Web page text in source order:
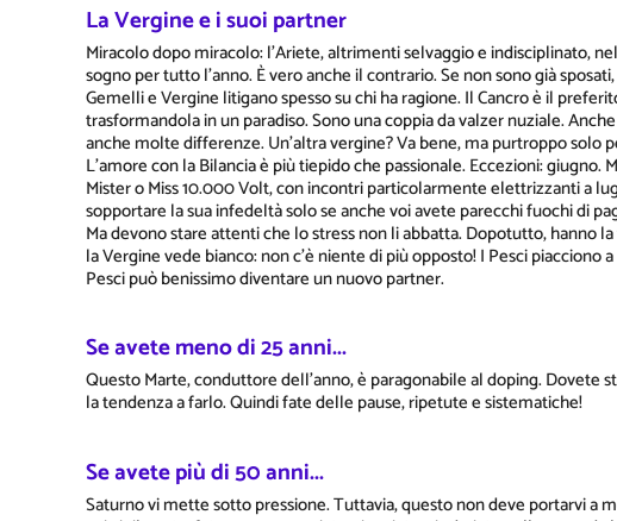
La Vergine e i suoi partner
Miracolo dopo miracolo: l'Ariete, altrimenti selvaggio e indisciplinato,
sogno per tutto l'anno. È vero anche il contrario. Se non sono già
Gemelli e Vergine litigano spesso su chi ha ragione. Il Cancro è il
trasformandola in un paradiso. Sono una coppia da valzer nuziale.
anche molte differenze. Un'altra vergine? Va bene, ma purtroppo solo
L'amore con la Bilancia è più tiepido che passionale. Eccezioni:
Mister o Miss 10.000 Volt, con incontri particolarmente elettrizzanti a
sopportare la sua infedeltà solo se anche voi avete parecchi fuochi di
Ma devono stare attenti che lo stress non li abbatta. Dopotutto, hanno
la Vergine vede bianco: non c'è niente di più opposto! I Pesci
Pesci può benissimo diventare un nuovo partner.
Se avete meno di 25 anni...
Questo Marte, conduttore dell'anno, è paragonabile al doping. Dovete
la tendenza a farlo. Quindi fate delle pause, ripetute e sistematiche!
Se avete più di 50 anni...
Saturno vi mette sotto pressione. Tuttavia, questo non deve portarvi a